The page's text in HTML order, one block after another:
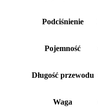
Podciśnienie
Pojemność
Długość przewodu
Waga